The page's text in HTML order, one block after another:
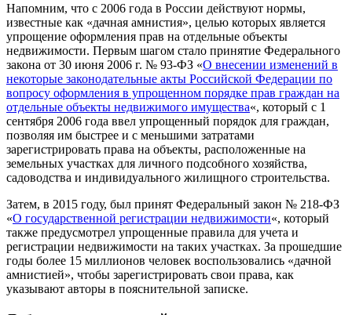
Напомним, что с 2006 года в России действуют нормы,
известные как «дачная амнистия», целью которых является
упрощение оформления прав на отдельные объекты
недвижимости. Первым шагом стало принятие Федерального
закона от 30 июня 2006 г. № 93-ФЗ «О внесении изменений в
некоторые законодательные акты Российской Федерации по
вопросу оформления в упрощенном порядке прав граждан на
отдельные объекты недвижимого имущества«, который с 1
сентября 2006 года ввел упрощенный порядок для граждан,
позволяя им быстрее и с меньшими затратами
зарегистрировать права на объекты, расположенные на
земельных участках для личного подсобного хозяйства,
садоводства и индивидуального жилищного строительства.
Затем, в 2015 году, был принят Федеральный закон № 218-ФЗ
«О государственной регистрации недвижимости«, который
также предусмотрел упрощенные правила для учета и
регистрации недвижимости на таких участках. За прошедшие
годы более 15 миллионов человек воспользовались «дачной
амнистией», чтобы зарегистрировать свои права, как
указывают авторы в пояснительной записке.